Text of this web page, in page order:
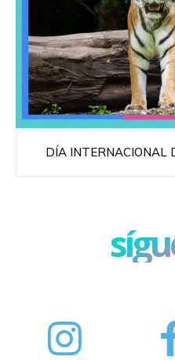
DÍA INTERNACIONAL